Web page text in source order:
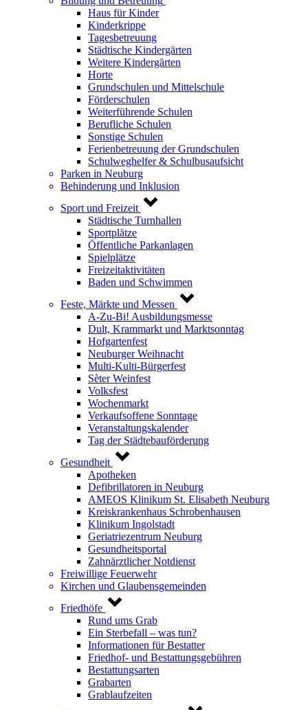
Haus für Kinder
Kinderkrippe
Tagesbetreuung
Städtische Kindergärten
Weitere Kindergärten
Horte
Grundschulen und Mittelschule
Förderschulen
Weiterführende Schulen
Berufliche Schulen
Sonstige Schulen
Ferienbetreuung der Grundschulen
Schulweghelfer & Schulbusaufsicht
Parken in Neuburg
Behinderung und Inklusion
Sport und Freizeit
Städtische Turnhallen
Sportplätze
Öffentliche Parkanlagen
Spielplätze
Freizeitaktivitäten
Baden und Schwimmen
Feste, Märkte und Messen
A-Zu-Bi! Ausbildungsmesse
Dult, Krammarkt und Marktsonntag
Hofgartenfest
Neuburger Weihnacht
Multi-Kulti-Bürgerfest
Sèter Weinfest
Volksfest
Wochenmarkt
Verkaufsoffene Sonntage
Veranstaltungskalender
Tag der Städtebauförderung
Gesundheit
Apotheken
Defibrillatoren in Neuburg
AMEOS Klinikum St. Elisabeth Neuburg
Kreiskrankenhaus Schrobenhausen
Klinikum Ingolstadt
Geriatriezentrum Neuburg
Gesundheitsportal
Zahnärztlicher Notdienst
Freiwillige Feuerwehr
Kirchen und Glaubensgemeinden
Friedhöfe
Rund ums Grab
Ein Sterbefall – was tun?
Informationen für Bestatter
Friedhof- und Bestattungsgebühren
Bestattungsarten
Grabarten
Grablaufzeiten